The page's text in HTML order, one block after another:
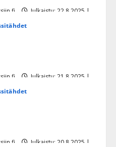
Julkaistu: 22.8.2025 |
Julkaistu: 21.8.2025 |
Julkaistu: 20.8.2025 |